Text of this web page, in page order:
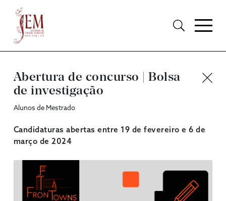
Abertura de concurso | Bolsa
de investigação
Alunos de Mestrado
Candidaturas abertas entre 19 de fevereiro e 6 de
março de 2024